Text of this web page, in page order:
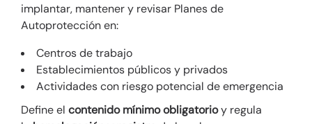
implantar, mantener y revisar Planes de
Autoprotección en:
Centros de trabajo
Establecimientos públicos y privados
Actividades con riesgo potencial de emergencia
Define el contenido mínimo obligatorioy regula